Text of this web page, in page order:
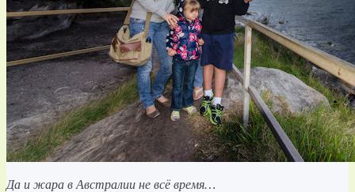
Да и жара в Австралии не всё время…